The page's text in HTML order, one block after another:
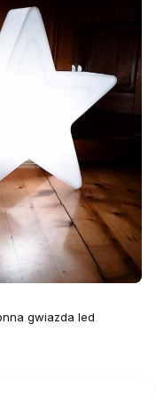
gwiazda led